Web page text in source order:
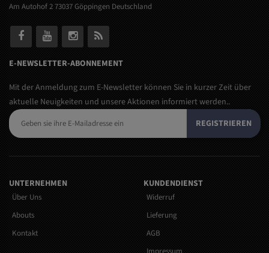
Am Autohof 2 73037 Göppingen Deutschland
E-NEWSLETTER-ABONNEMENT
Mit der Anmeldung zum E-Newsletter können Sie in kurzer Zeit über
aktuelle Neuigkeiten und unsere Aktionen informiert werden..
REGISTRIEREN
UNTERNEHMEN
Über Uns
Abouts
Kontakt
KUNDENDIENST
Widerruf
Lieferung
AGB